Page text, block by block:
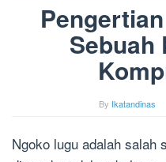
Sebuah
By Ikatandinas
Ngoko lugu adalah salah